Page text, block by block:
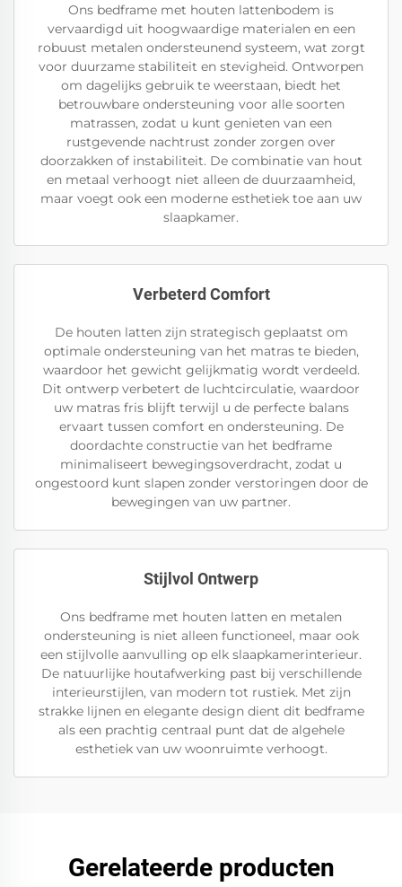
Ons bedframe met houten lattenbodem is
vervaardigd uit hoogwaardige materialen en een
robuust metalen ondersteunend systeem, wat zorgt
voor duurzame stabiliteit en stevigheid. Ontworpen
om dagelijks gebruik te weerstaan, biedt het
betrouwbare ondersteuning voor alle soorten
matrassen, zodat u kunt genieten van een
rustgevende nachtrust zonder zorgen over
doorzakken of instabiliteit. De combinatie van hout
en metaal verhoogt niet alleen de duurzaamheid,
maar voegt ook een moderne esthetiek toe aan uw
slaapkamer.
Verbeterd Comfort
De houten latten zijn strategisch geplaatst om
optimale ondersteuning van het matras te bieden,
waardoor het gewicht gelijkmatig wordt verdeeld.
Dit ontwerp verbetert de luchtcirculatie, waardoor
uw matras fris blijft terwijl u de perfecte balans
ervaart tussen comfort en ondersteuning. De
doordachte constructie van het bedframe
minimaliseert bewegingsoverdracht, zodat u
ongestoord kunt slapen zonder verstoringen door de
bewegingen van uw partner.
Stijlvol Ontwerp
Ons bedframe met houten latten en metalen
ondersteuning is niet alleen functioneel, maar ook
een stijlvolle aanvulling op elk slaapkamerinterieur.
De natuurlijke houtafwerking past bij verschillende
interieurstijlen, van modern tot rustiek. Met zijn
strakke lijnen en elegante design dient dit bedframe
als een prachtig centraal punt dat de algehele
esthetiek van uw woonruimte verhoogt.
Gerelateerde producten